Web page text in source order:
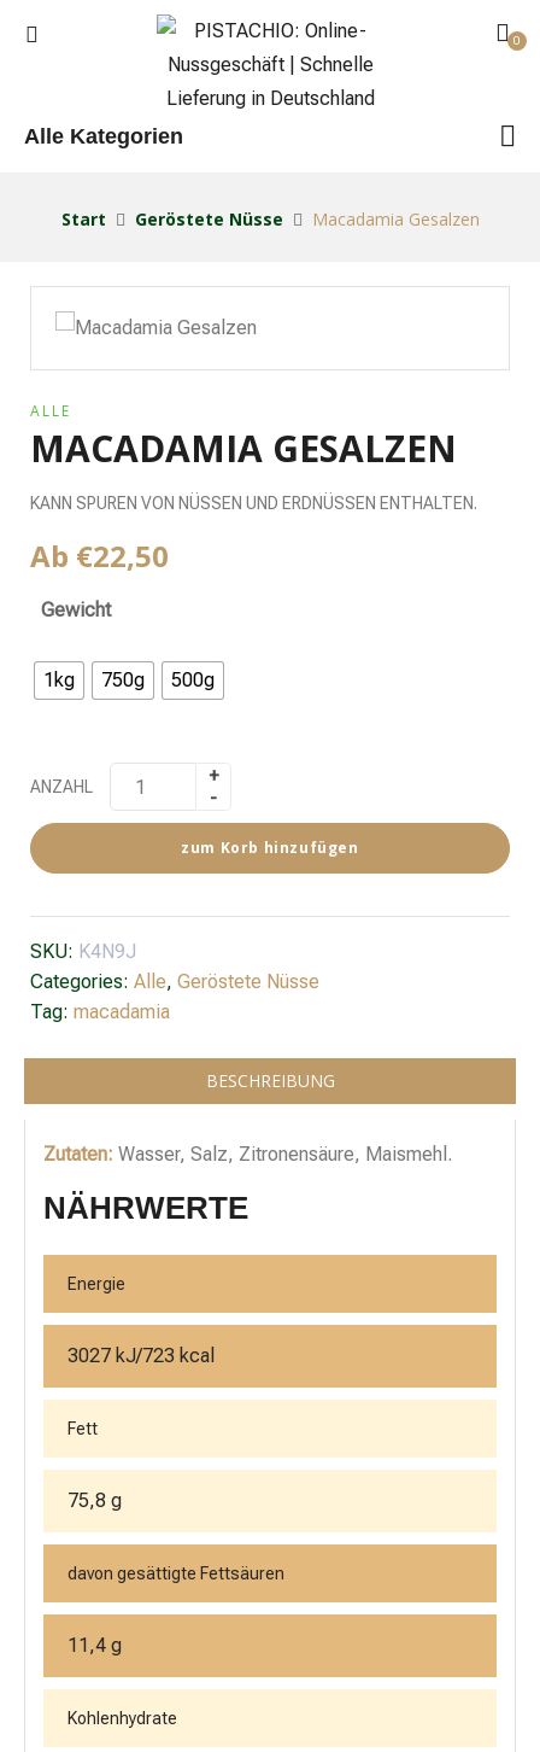
0
Alle Kategorien
Start Geröstete Nüsse Macadamia Gesalzen
ALLE
MACADAMIA GESALZEN
KANN SPUREN VON NÜSSEN UND ERDNÜSSEN ENTHALTEN.
Ab €22,50
Gewicht
1kg 750g 500g
ANZAHL
zum Korb hinzufügen
SKU: K4N9J
Categories: Alle, Geröstete Nüsse
Tag: macadamia
BESCHREIBUNG
Zutaten: Wasser, Salz, Zitronensäure, Maismehl.
NÄHRWERTE
Energie
3027 kJ/723 kcal
Fett
75,8 g
davon gesättigte Fettsäuren
11,4 g
Kohlenhydrate